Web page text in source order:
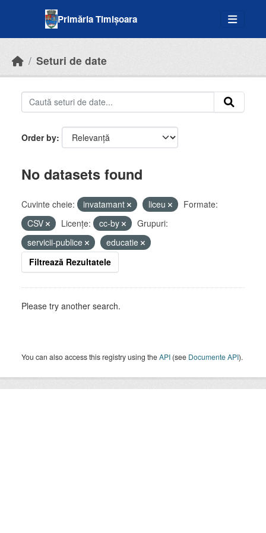
Primăria Timișoara
Seturi de date
Order by
No datasets found
Cuvinte cheie: invatamant liceu
Formate:
CSV
Licenţe: cc-by
Grupuri:
servicii-publice
educatie
Filtrează Rezultatele
Please try another search.
You can also access this registry using theAPI (see Documente API).